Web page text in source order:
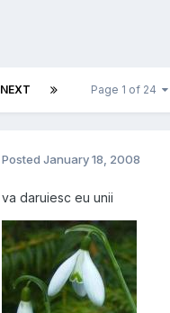
NEXT Page 1 of 24
Posted January 18, 2008
va daruiesc eu unii